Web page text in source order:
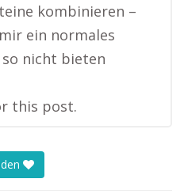
kombinieren –
ein normales
so nicht bieten
this post.